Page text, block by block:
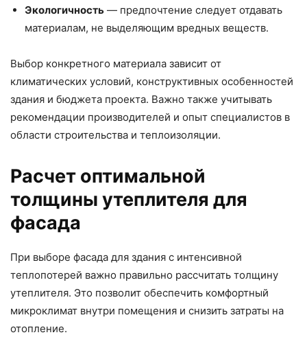
Экологичность — предпочтение следует отдавать
материалам, не выделяющим вредных веществ.
Выбор конкретного материала зависит от
климатических условий, конструктивных особенностей
здания и бюджета проекта. Важно также учитывать
рекомендации производителей и опыт специалистов в
области строительства и теплоизоляции.
Расчет оптимальной
толщины утеплителя для
фасада
При выборе фасада для здания с интенсивной
теплопотерей важно правильно рассчитать толщину
утеплителя. Это позволит обеспечить комфортный
микроклимат внутри помещения и снизить затраты на
отопление.